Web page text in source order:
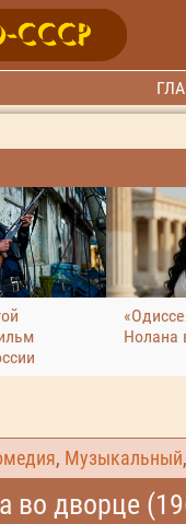
Нолана
, Музыкальный,
во дворце